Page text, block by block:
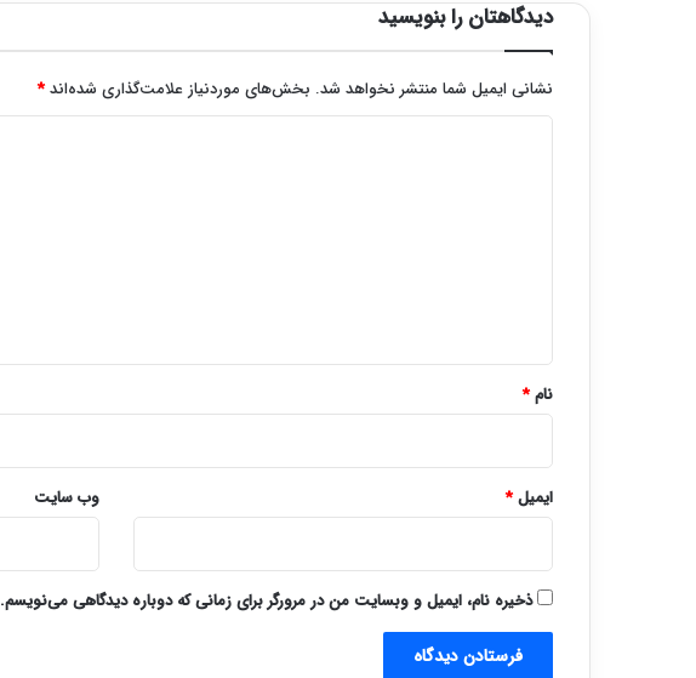
دیدگاهتان را بنویسید
نشانی ایمیل شما منتشر نخواهد شد. بخش‌های موردنیاز علامت‌گذاری شده‌اند*
نام*
ایمیل* وب‌ سایت
ذخیره نام، ایمیل و وبسایت من در مرورگر برای زمانی که دوباره دیدگاهی می‌نویسم.